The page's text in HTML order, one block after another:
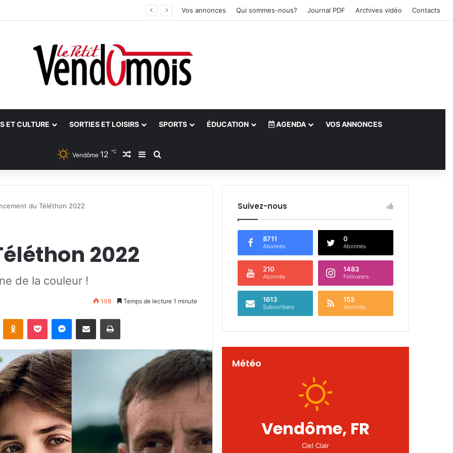
Vos annonces Qui sommes-nous? Journal PDF Archives vidéo Contacts
ET CULTURE SORTIES ET LOISIRS SPORTS ÉDUCATION AGENDA VOS ANNONCES
Vendôme 12 ℃ Article Aléatoire
Sidebar (barre latérale)
Rechercher
du Téléthon 2022
2022
de la couleur !
108 Temps de lecture 1 minute
Suivez-nous
8711
Abonnés
0
Abonnés
210
Abonnés
1483
Followers
1613
Subscribers
153
Abonnés
Météo
Vendôme, FR
Ciel Clair